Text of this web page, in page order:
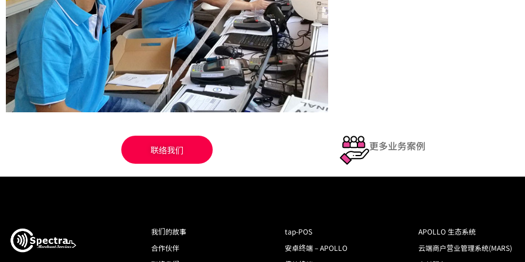
联络我们 更多业务案例
我们的故事
合作伙伴
tap-POS
安卓终端 – APOLLO
APOLLO 生态系统
云端商户营业管理系统(MARS)